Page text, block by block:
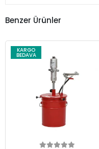
Benzer Ürünler
KARGO
BEDAVA